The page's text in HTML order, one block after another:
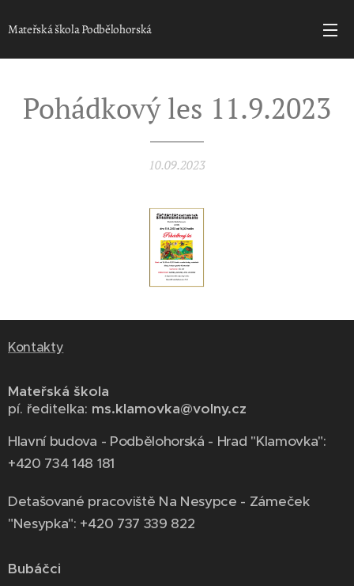
Mateřská škola Podbělohorská
Pohádkový les 11.9.2023
10.09.2023
Kontakty
Mateřská škola
pí. ředitelka: ms.klamovka@volny.cz
Hlavní budova - Podbělohorská - Hrad "Klamovka":
+420 734 148 181
Detašované pracoviště Na Nesypce - Zámeček
"Nesypka": +420 737 339 822
Bubáčci